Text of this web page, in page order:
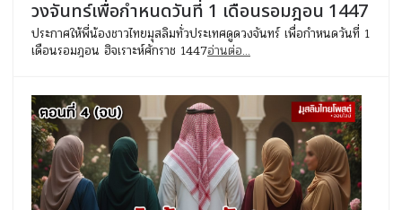
วงจันทร์เพื่อกำหนดวันที่ 1 เดือนรอมฎอน 1447
ประกาศให้พี่น้องชาวไทยมุสลิมทั่วประเทศดูดวงจันทร์ เพื่อกำหนดวันที่ 1
เดือนรอมฎอน ฮิจเราะห์ศักราช 1447อ่านต่อ...